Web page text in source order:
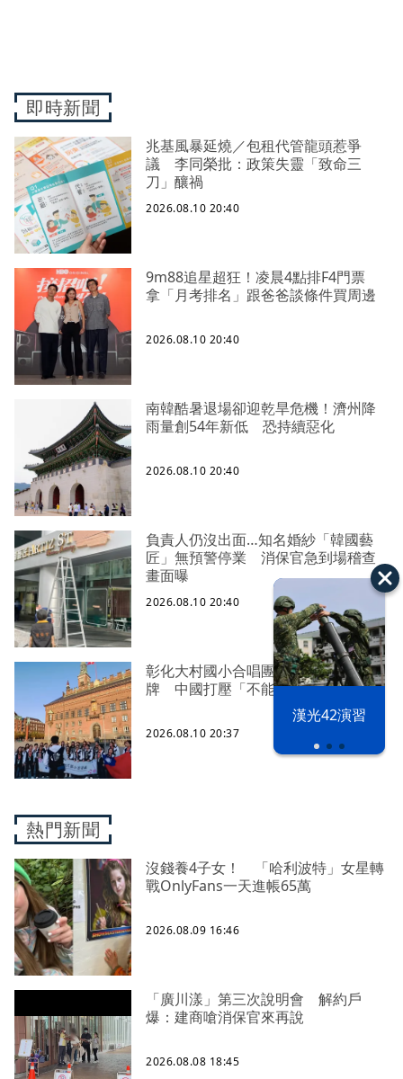
漢光42演習
即時新聞
兆基風暴延燒／包租代管龍頭惹爭
議 李同榮批：政策失靈「致命三
刀」釀禍
2026.08.10 20:40
9m88追星超狂！凌晨4點排F4門票
拿「月考排名」跟爸爸談條件買周邊
2026.08.10 20:40
南韓酷暑退場卻迎乾旱危機！濟州降
雨量創54年新低 恐持續惡化
2026.08.10 20:40
負責人仍沒出面…知名婚紗「韓國藝
匠」無預警停業 消保官急到場稽查
畫面曝
2026.08.10 20:40
彰化大村國小合唱團瑞典奪世界金
牌 中國打壓「不能秀國旗」成遺憾
2026.08.10 20:37
熱門新聞
沒錢養4子女！ 「哈利波特」女星轉
戰OnlyFans一天進帳65萬
2026.08.09 16:46
「廣川漾」第三次說明會 解約戶
爆：建商嗆消保官來再說
2026.08.08 18:45